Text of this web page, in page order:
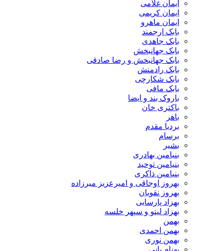
ایمان غلامی
ایمان کریمی
ایمان ماهرو
بابک ارجمند
بابک جاهدی
بابک جهانبخش
بابک جهانبخش و رضا صادقی
بابک رادمنش
بابک شکارچی
بابک مافی
باروک بند و ایضا
باکتری خان
باهر
بردیا مقدم
برسام
بشیر
بنیامین بهادری
بنیامین توحید
بنیامین ذاکری
بهروز اوجاقی و امیرعزیز میرزاده
بهروز نقویان
بهزاد پارسایی
بهزاد لیتو و سپهر خلسه
بهمن
بهمن احمدی
بهمن نوری
بهنام بانی